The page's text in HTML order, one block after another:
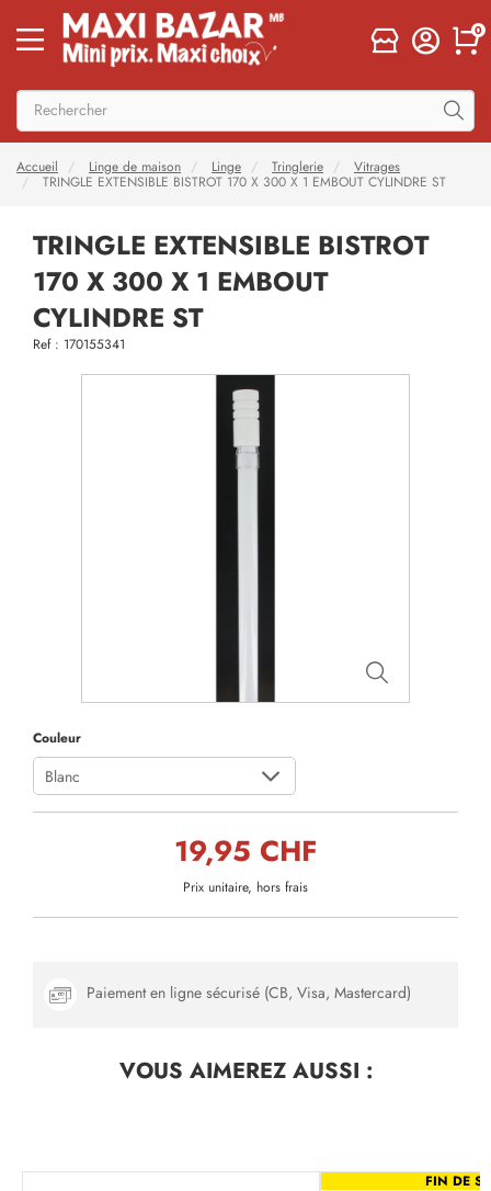
0
Accueil Linge de maison Linge Tringlerie
Vitrages
TRINGLE EXTENSIBLE BISTROT 170 X 300 X 1 EMBOUT CYLINDRE ST
TRINGLE EXTENSIBLE BISTROT
170 X 300 X 1 EMBOUT
CYLINDRE ST
Ref : 170155341
Couleur
Blanc
19,95 CHF
Prix unitaire, hors frais
Paiement en ligne sécurisé (CB, Visa, Mastercard)
VOUS AIMEREZAUSSI :
FIN DE